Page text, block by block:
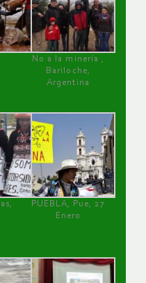
No a la minería ,
Bariloche,
Argentina
PUEBLA, Pue, 27
Enero